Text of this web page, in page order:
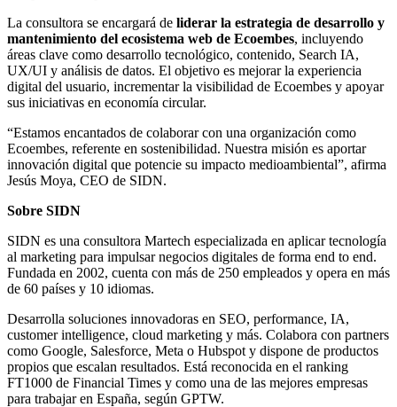
La consultora se encargará de liderar la estrategia de desarrollo y
mantenimiento del ecosistema web de Ecoembes, incluyendo
áreas clave como desarrollo tecnológico, contenido, Search IA,
UX/UI y análisis de datos. El objetivo es mejorar la experiencia
digital del usuario, incrementar la visibilidad de Ecoembes y apoyar
sus iniciativas en economía circular.
“Estamos encantados de colaborar con una organización como
Ecoembes, referente en sostenibilidad. Nuestra misión es aportar
innovación digital que potencie su impacto medioambiental”, afirma
Jesús Moya, CEO de SIDN.
Sobre SIDN
SIDN es una consultora Martech especializada en aplicar tecnología
al marketing para impulsar negocios digitales de forma end to end.
Fundada en 2002, cuenta con más de 250 empleados y opera en más
de 60 países y 10 idiomas.
Desarrolla soluciones innovadoras en SEO, performance, IA,
customer intelligence, cloud marketing y más. Colabora con partners
como Google, Salesforce, Meta o Hubspot y dispone de productos
propios que escalan resultados. Está reconocida en el ranking
FT1000 de Financial Times y como una de las mejores empresas
para trabajar en España, según GPTW.